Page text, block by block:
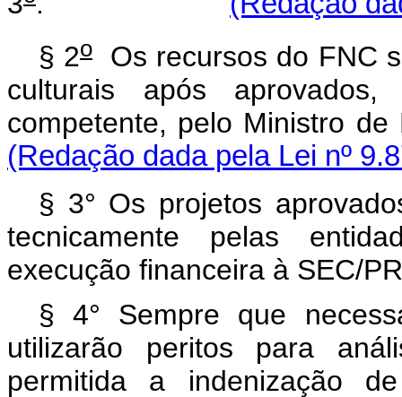
§ 2oOs recursos do FNC
culturais após
competente, pelo
(Redação dada pela Lei nº
§ 3° Os projetos
tecnicamente pelas
execução financeira à SEC/
§ 4° Sempre que
utilizarão peritos para
permitida a indenização